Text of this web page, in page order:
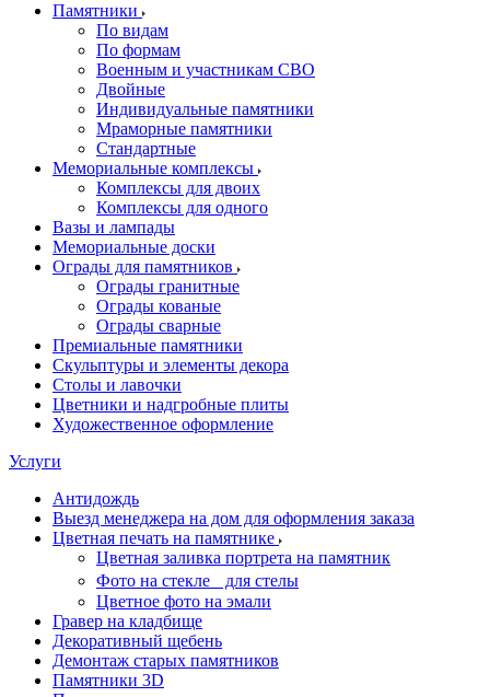
Памятники
По видам
По формам
Военным и участникам СВО
Двойные
Индивидуальные памятники
Мраморные памятники
Стандартные
Мемориальные комплексы
Комплексы для двоих
Комплексы для одного
Вазы и лампады
Мемориальные доски
Ограды для памятников
Ограды гранитные
Ограды кованые
Ограды сварные
Премиальные памятники
Скульптуры и элементы декора
Столы и лавочки
Цветники и надгробные плиты
Художественное оформление
Услуги
Антидождь
Выезд менеджера на дом для оформления заказа
Цветная печать на памятнике
Цветная заливка портрета на памятник
Фото на стекле для стелы
Цветное фото на эмали
Гравер на кладбище
Декоративный щебень
Демонтаж старых памятников
Памятники 3D